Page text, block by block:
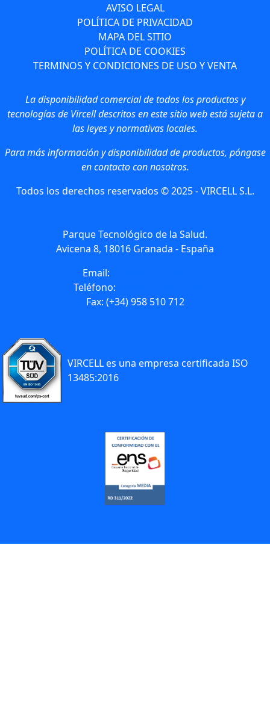
AVISO LEGAL
POLÍTICA DE PRIVACIDAD
MAPA DEL SITIO
POLÍTICA DE COOKIES
TERMINOS Y CONDICIONES DE USO Y VENTA
La disponibilidad comercial de todos los productos y
tecnologías de Vircell descritos en este sitio web está sujeta a
las leyes y normativas locales.
Para más información y disponibilidad de productos, póngase
en contacto con nosotros.
Todos los derechos reservados © 2025 - VIRCELL S.L.
Parque Tecnológico de la Salud.
Avicena 8, 18016 Granada - España
Email:
Teléfono:
Fax: (+34) 958 510 712
VIRCELL es una empresa certificada ISO
13485:2016